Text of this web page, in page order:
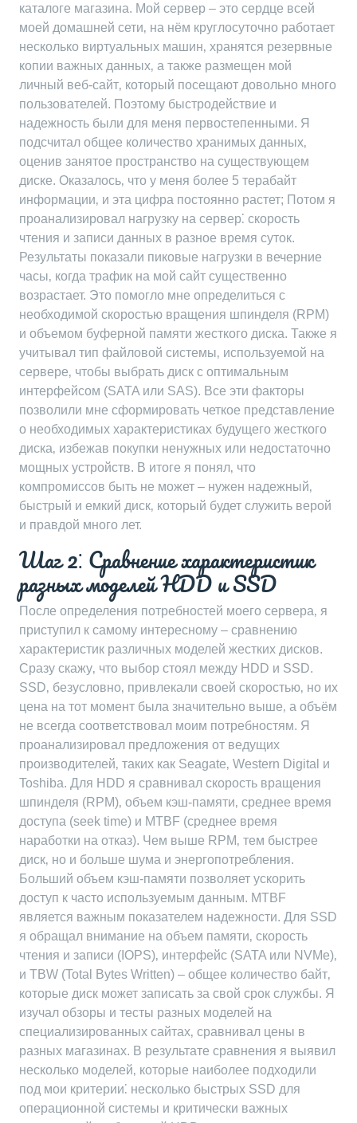
каталоге магазина. Мой сервер – это сердце всей
моей домашней сети‚ на нём круглосуточно работает
несколько виртуальных машин‚ хранятся резервные
копии важных данных‚ а также размещен мой
личный веб-сайт‚ который посещают довольно много
пользователей. Поэтому быстродействие и
надежность были для меня первостепенными. Я
подсчитал общее количество хранимых данных‚
оценив занятое пространство на существующем
диске. Оказалось‚ что у меня более 5 терабайт
информации‚ и эта цифра постоянно растет; Потом я
проанализировал нагрузку на сервер⁚ скорость
чтения и записи данных в разное время суток.
Результаты показали пиковые нагрузки в вечерние
часы‚ когда трафик на мой сайт существенно
возрастает. Это помогло мне определиться с
необходимой скоростью вращения шпинделя (RPM)
и объемом буферной памяти жесткого диска. Также я
учитывал тип файловой системы‚ используемой на
сервере‚ чтобы выбрать диск с оптимальным
интерфейсом (SATA или SAS). Все эти факторы
позволили мне сформировать четкое представление
о необходимых характеристиках будущего жесткого
диска‚ избежав покупки ненужных или недостаточно
мощных устройств. В итоге я понял‚ что
компромиссов быть не может – нужен надежный‚
быстрый и емкий диск‚ который будет служить верой
и правдой много лет.
Шаг 2⁚ Сравнение характеристик
разных моделей HDD и SSD
После определения потребностей моего сервера‚ я
приступил к самому интересному – сравнению
характеристик различных моделей жестких дисков.
Сразу скажу‚ что выбор стоял между HDD и SSD.
SSD‚ безусловно‚ привлекали своей скоростью‚ но их
цена на тот момент была значительно выше‚ а объём
не всегда соответствовал моим потребностям. Я
проанализировал предложения от ведущих
производителей‚ таких как Seagate‚ Western Digital и
Toshiba. Для HDD я сравнивал скорость вращения
шпинделя (RPM)‚ объем кэш-памяти‚ среднее время
доступа (seek time) и MTBF (среднее время
наработки на отказ). Чем выше RPM‚ тем быстрее
диск‚ но и больше шума и энергопотребления.
Больший объем кэш-памяти позволяет ускорить
доступ к часто используемым данным. MTBF
является важным показателем надежности. Для SSD
я обращал внимание на объем памяти‚ скорость
чтения и записи (IOPS)‚ интерфейс (SATA или NVMe)‚
и TBW (Total Bytes Written) – общее количество байт‚
которые диск может записать за свой срок службы. Я
изучал обзоры и тесты разных моделей на
специализированных сайтах‚ сравнивал цены в
разных магазинах. В результате сравнения я выявил
несколько моделей‚ которые наиболее подходили
под мои критерии⁚ несколько быстрых SSD для
операционной системы и критически важных